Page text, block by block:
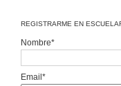
REGISTRARME EN
Nombre*
Email*